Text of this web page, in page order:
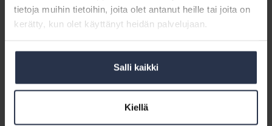
tietoja muihin tietoihin, joita olet antanut heille tai joita on
kerätty, kun olet käyttänyt heidän palvelujaan.
Salli kaikki
Kiellä
Isännöintiliitto pelkää, että eduskunnassa tänään
käsiteltävä tupakkalakiehdotus vain lisää riitoja eikä anna
taloyhtiöiden johdolle todellisia työkaluja puuttua
tulee antaa mahdollisuus...
sivulle:
Siirry
sivulle:
Siirry
sivulle:
53
sivulle: